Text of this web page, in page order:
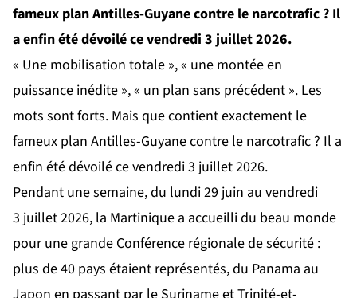
fameux plan Antilles-Guyane contre le narcotrafic ? Il
a enfin été dévoilé ce vendredi 3 juillet 2026.
« Une mobilisation totale », « une montée en
puissance inédite », « un plan sans précédent ». Les
mots sont forts. Mais que contient exactement le
fameux plan Antilles-Guyane contre le narcotrafic ? Il a
enfin été dévoilé ce vendredi 3 juillet 2026.
Pendant une semaine, du lundi 29 juin au vendredi
3 juillet 2026, la Martinique a accueilli du beau monde
pour une grande Conférence régionale de sécurité :
plus de 40 pays étaient représentés, du Panama au